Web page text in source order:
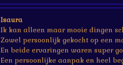
Isaura
Ik kan alleen maar mooie dingen
Zowel persoonlijk gekocht op een
En beide ervaringen waren super
Een persoonlijke aanpak en heel